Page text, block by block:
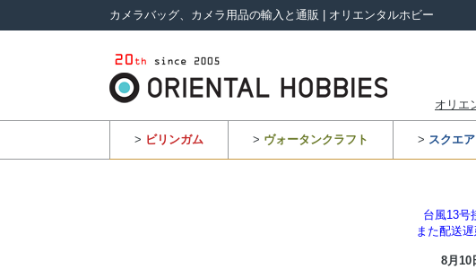
カメラバッグ、カメラ用品の輸入と通販 | オリエンタルホビー
オリエ
> ビリンガム > ヴォータンクラフト > スクエ
台風13号
また配送
8月10